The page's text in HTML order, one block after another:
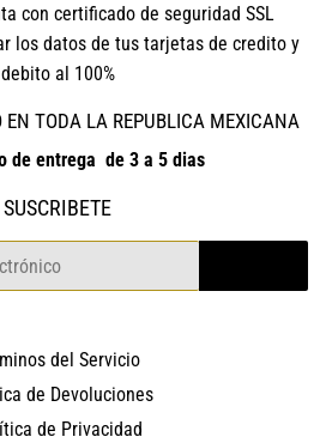
con certificado de seguridad SSL
los datos de tus tarjetas de credito y
debito al 100%
EN TODA LA REPUBLICA MEXICANA
de entrega de 3 a 5 dias
SUSCRIBETE
del Servicio
de Devoluciones
de Privacidad